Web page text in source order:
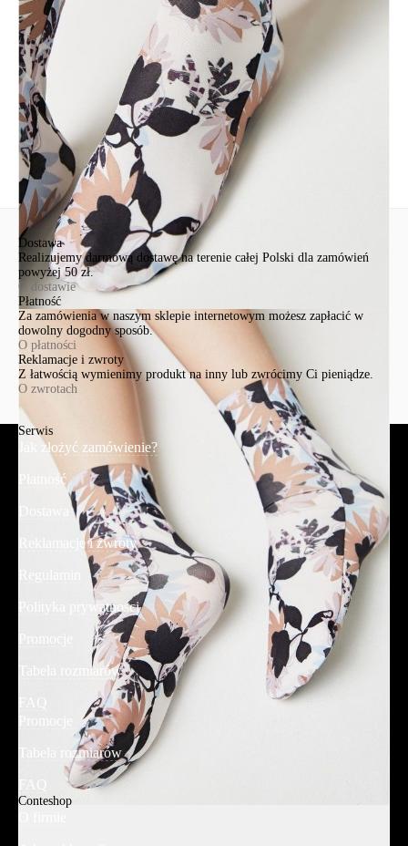
Św. Teresy 91
91-341, Łódź, Polska
+48 500-503-636
info@conteshop.pl
Ten produkt nie ma pytań Możesz zadać pytanie, klikając przycisk
poniżej
Zadaj pytanie
Nowe pytanie
Wyślij
Dostawa
Realizujemy darmową dostawę na terenie całej Polski dla zamówień
powyżej 50 zł.
O dostawie
Płatność
Za zamówienia w naszym sklepie internetowym możesz zapłacić w
dowolny dogodny sposób.
O płatności
Reklamacje i zwroty
Z łatwością wymienimy produkt na inny lub zwrócimy Ci pieniądze.
O zwrotach
Serwis
Jak złożyć zamówienie?
Płatność
Reklamacje i zwroty
Polityka prywatności
Promocje
Tabela rozmiarów
FAQ
Tabela rozmiarów
Conteshop